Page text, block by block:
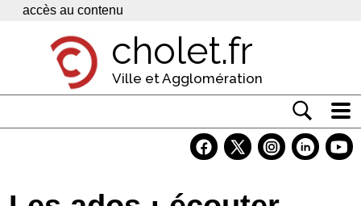
Panneau de gestion des cookies
accès au contenu
cholet.fr
Ville et Agglomération